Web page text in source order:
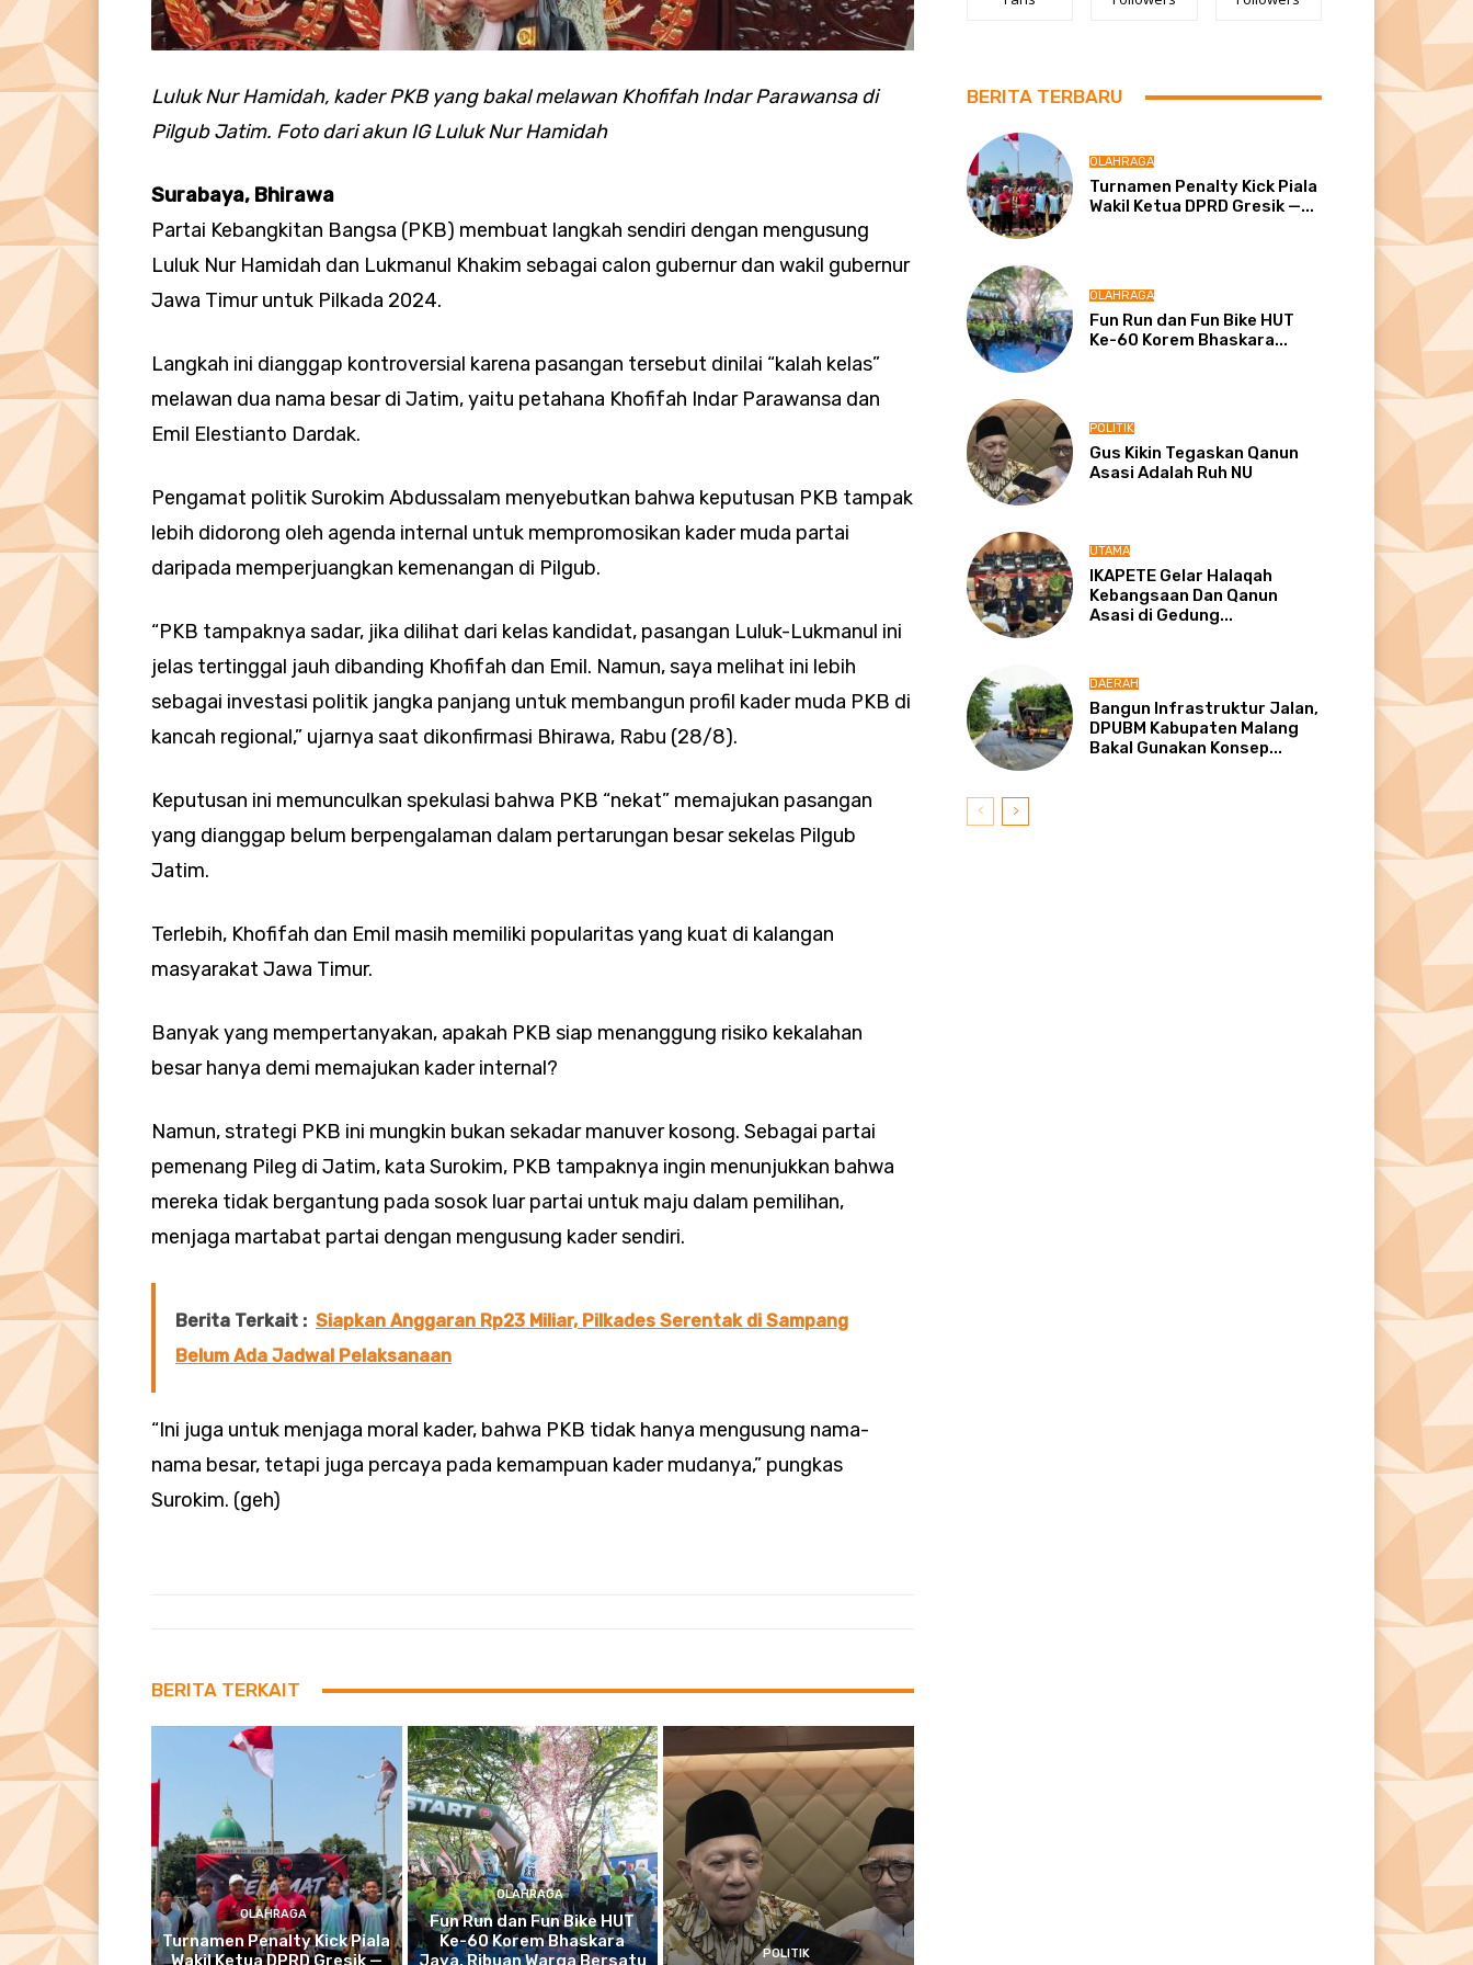
Luluk Nur Hamidah, kader PKB yang bakal melawan Khofifah Indar Parawansa di
Pilgub Jatim. Foto dari akun IG Luluk Nur Hamidah
Surabaya, Bhirawa
Partai Kebangkitan Bangsa (PKB) membuat langkah sendiri dengan mengusung
Luluk Nur Hamidah dan Lukmanul Khakim sebagai calon gubernur dan wakil gubernur
Jawa Timur untuk Pilkada 2024.
Langkah ini dianggap kontroversial karena pasangan tersebut dinilai “kalah kelas”
melawan dua nama besar di Jatim, yaitu petahana Khofifah Indar Parawansa dan
Emil Elestianto Dardak.
Pengamat politik Surokim Abdussalam menyebutkan bahwa keputusan PKB tampak
lebih didorong oleh agenda internal untuk mempromosikan kader muda partai
daripada memperjuangkan kemenangan di Pilgub.
“PKB tampaknya sadar, jika dilihat dari kelas kandidat, pasangan Luluk-Lukmanul ini
jelas tertinggal jauh dibanding Khofifah dan Emil. Namun, saya melihat ini lebih
sebagai investasi politik jangka panjang untuk membangun profil kader muda PKB di
kancah regional,” ujarnya saat dikonfirmasi Bhirawa, Rabu (28/8).
Keputusan ini memunculkan spekulasi bahwa PKB “nekat” memajukan pasangan
yang dianggap belum berpengalaman dalam pertarungan besar sekelas Pilgub
Jatim.
Terlebih, Khofifah dan Emil masih memiliki popularitas yang kuat di kalangan
masyarakat Jawa Timur.
Banyak yang mempertanyakan, apakah PKB siap menanggung risiko kekalahan
besar hanya demi memajukan kader internal?
Namun, strategi PKB ini mungkin bukan sekadar manuver kosong. Sebagai partai
pemenang Pileg di Jatim, kata Surokim, PKB tampaknya ingin menunjukkan bahwa
mereka tidak bergantung pada sosok luar partai untuk maju dalam pemilihan,
menjaga martabat partai dengan mengusung kader sendiri.
Berita Terkait : Siapkan Anggaran Rp23 Miliar, Pilkades Serentak di Sampang
Belum Ada Jadwal Pelaksanaan
“Ini juga untuk menjaga moral kader, bahwa PKB tidak hanya mengusung nama-
nama besar, tetapi juga percaya pada kemampuan kader mudanya,” pungkas
Surokim. (geh)
BERITA TERKAIT
OLAHRAGA
Turnamen Penalty Kick Piala
Wakil Ketua DPRD Gresik —
OLAHRAGA
Fun Run dan Fun Bike HUT
Ke-60 Korem Bhaskara
Jaya, Ribuan Warga Bersatu
POLITIK
BERITA TERBARU
OLAHRAGA
Turnamen Penalty Kick Piala
Wakil Ketua DPRD Gresik —...
OLAHRAGA
Fun Run dan Fun Bike HUT
Ke-60 Korem Bhaskara...
POLITIK
Gus Kikin Tegaskan Qanun
Asasi Adalah Ruh NU
UTAMA
IKAPETE Gelar Halaqah
Kebangsaan Dan Qanun
Asasi di Gedung...
DAERAH
Bangun Infrastruktur Jalan,
DPUBM Kabupaten Malang
Bakal Gunakan Konsep...